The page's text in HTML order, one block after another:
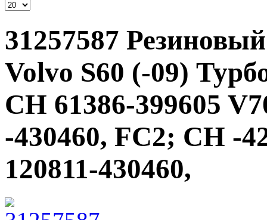
31257587
Volvo S60 (-09)
CH 61386-399605
-430460, FC2; CH -
120811-430460,